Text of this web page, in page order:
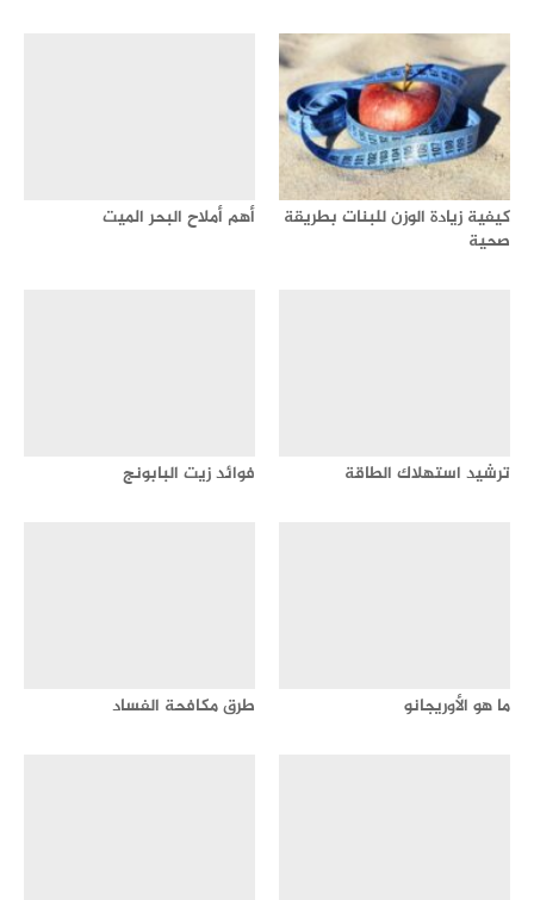
كيفية زيادة الوزن للبنات بطريقة
صحية
أهم أملاح البحر الميت
ترشيد استهلاك الطاقة فوائد زيت البابونج
ما هو الأوريجانو طرق مكافحة الفساد